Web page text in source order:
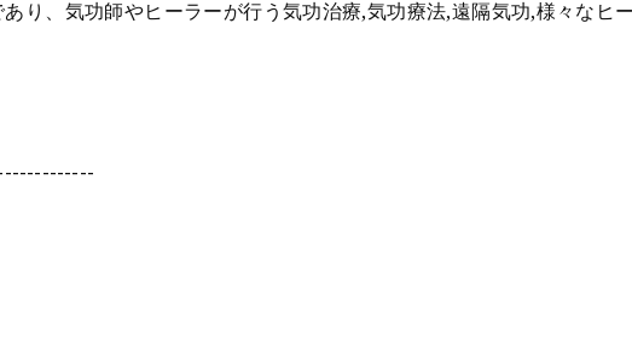
り、気功師やヒーラーが行う気功治療,気功療法,遠隔気功,様々なヒ